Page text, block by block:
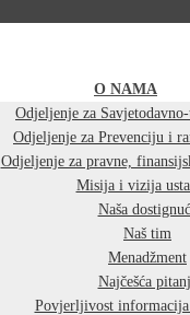
O NAMA
Odjeljenje za
Odjeljenje za Prevenciju i
Odjeljenje za pravne,
Misija i vizija
Naša
Naš tim
Menadžment
Najčešća
Povjerljivost